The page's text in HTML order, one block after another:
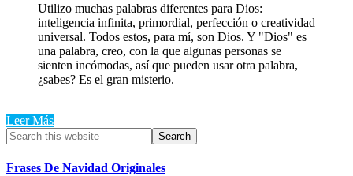
Utilizo muchas palabras diferentes para Dios:
inteligencia infinita, primordial, perfección o creatividad
universal. Todos estos, para mí, son Dios. Y "Dios" es
una palabra, creo, con la que algunas personas se
sienten incómodas, así que pueden usar otra palabra,
¿sabes? Es el gran misterio.
Leer Más
Primary
Sidebar
Search
this
website
Frases De Navidad Originales